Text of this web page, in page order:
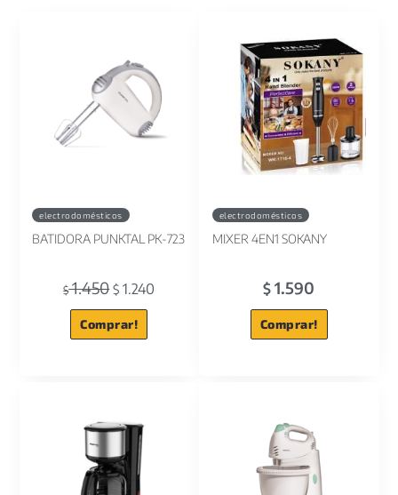
electrodomésticos
BATIDORA PUNKTAL PK-723
$1.450 $ 1.240
Comprar!
electrodomésticos
MIXER 4EN1 SOKANY
$ 1.590
Comprar!